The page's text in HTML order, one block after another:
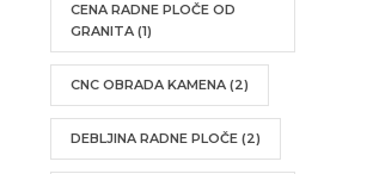
CENA RADNE PLOČE OD
GRANITA (1)
CNC OBRADA KAMENA (2)
DEBLJINA RADNE PLOČE (2)